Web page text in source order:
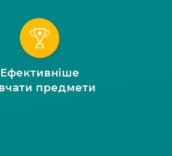
Ефективніше
предмети